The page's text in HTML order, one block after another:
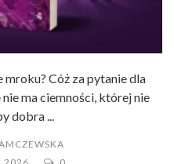
Cóż za pytanie dla
ma ciemności, której nie
dobra ...